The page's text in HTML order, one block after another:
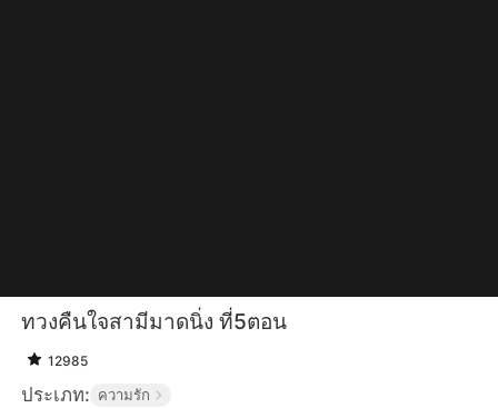
ทวงคืนใจสามีมาดนิ่ง ที่5ตอน
12985
ประเภท: ความรัก